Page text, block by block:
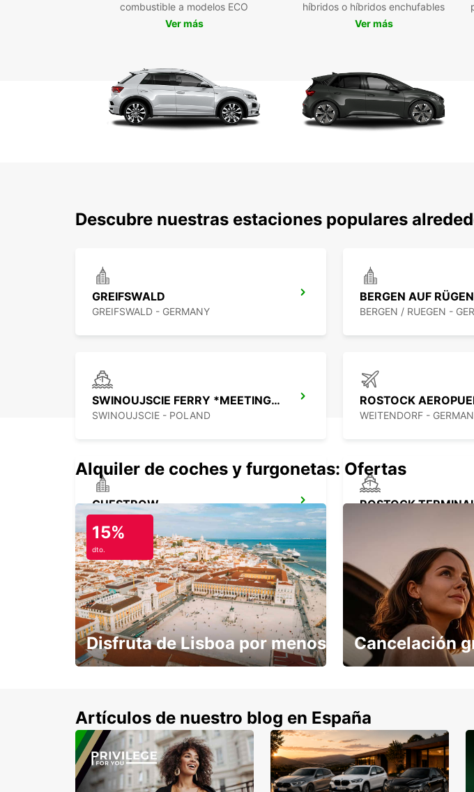
combustible a modelos ECO
Ver más
híbridos o híbridos enchufables
Ver más
Descubre nuestras estaciones populares
GREIFSWALD
GREIFSWALD - GERMANY
BERGEN AUF RÜGEN
BERGEN / RUEGEN -
SWINOUJSCIE FERRY *MEETING POINT*
SWINOUJSCIE - POLAND
ROSTOCK
WEITENDORF -
GUESTROW
GUESTROW - GERMANY
HOTEL NOVOTEL SZCZECIN - MEET POINT
SZCZECIN - POLAND
Alquiler de coches y furgonetas: Ofertas
15%
dto.
Disfruta de Lisboa por menos Cancelación
Artículos de nuestro blog en España